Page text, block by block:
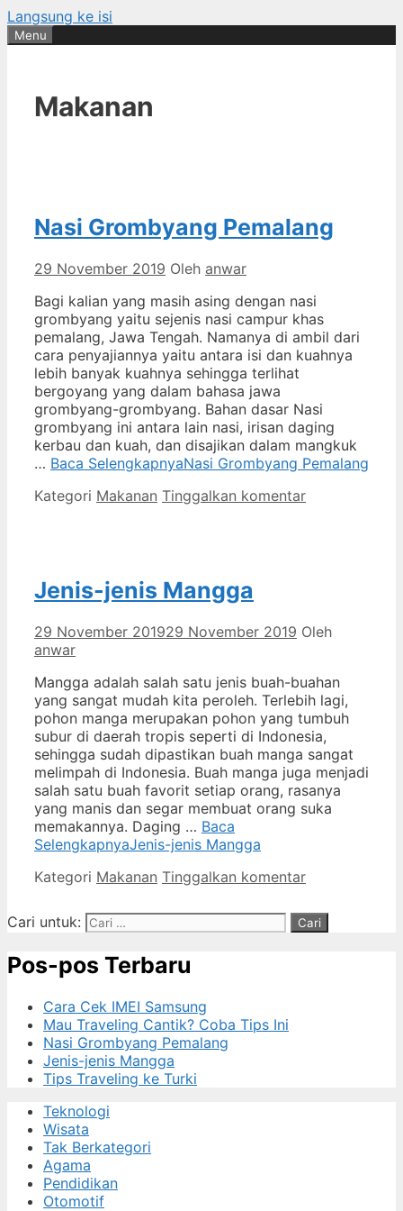
Langsung ke isi
Menu
Makanan
Nasi Grombyang Pemalang
29 November 2019 Oleh anwar
Bagi kalian yang masih asing dengan nasi
grombyang yaitu sejenis nasi campur khas
pemalang, Jawa Tengah. Namanya di ambil dari
cara penyajiannya yaitu antara isi dan kuahnya
lebih banyak kuahnya sehingga terlihat
bergoyang yang dalam bahasa jawa
grombyang-grombyang. Bahan dasar Nasi
grombyang ini antara lain nasi, irisan daging
kerbau dan kuah, dan disajikan dalam mangkuk
… Baca SelengkapnyaNasi Grombyang Pemalang
Kategori Makanan Tinggalkan komentar
Jenis-jenis Mangga
29 November 201929 November 2019 Oleh
anwar
Mangga adalah salah satu jenis buah-buahan
yang sangat mudah kita peroleh. Terlebih lagi,
pohon manga merupakan pohon yang tumbuh
subur di daerah tropis seperti di Indonesia,
sehingga sudah dipastikan buah manga sangat
melimpah di Indonesia. Buah manga juga menjadi
salah satu buah favorit setiap orang, rasanya
yang manis dan segar membuat orang suka
memakannya. Daging … Baca
SelengkapnyaJenis-jenis Mangga
Kategori Makanan Tinggalkan komentar
Cari untuk:
Pos-pos Terbaru
Cara Cek IMEI Samsung
Mau Traveling Cantik? Coba Tips Ini
Nasi Grombyang Pemalang
Jenis-jenis Mangga
Tips Traveling ke Turki
Teknologi
Wisata
Tak Berkategori
Agama
Pendidikan
Otomotif